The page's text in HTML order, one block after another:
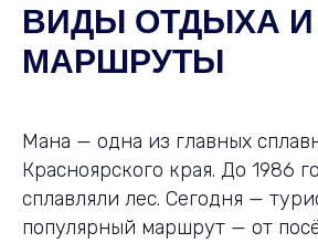
ВИДЫ ОТДЫХА И
МАРШРУТЫ
Мана — одна из главных
Красноярского края. До 1986
сплавляли лес. Сегодня —
популярный маршрут — от